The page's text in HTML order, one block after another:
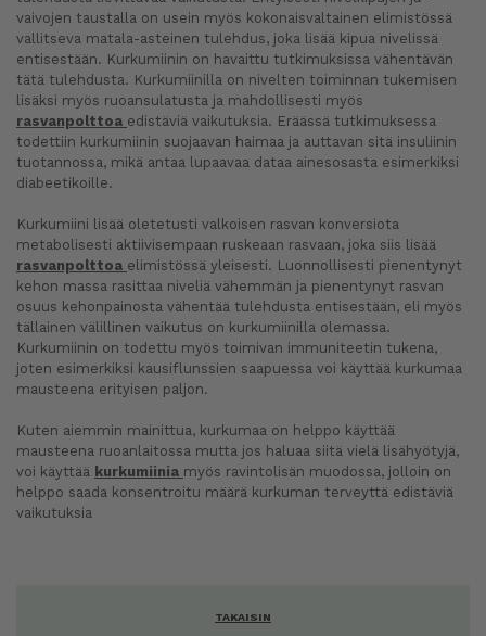
vaivojen taustalla on usein myös kokonaisvaltainen elimistössä
vallitseva matala-asteinen tulehdus, joka lisää kipua nivelissä
entisestään. Kurkumiinin on havaittu tutkimuksissa vähentävän
tätä tulehdusta. Kurkumiinilla on nivelten toiminnan tukemisen
lisäksi myös ruoansulatusta ja mahdollisesti myös
rasvanpolttoa edistäviä vaikutuksia. Eräässä tutkimuksessa
todettiin kurkumiinin suojaavan haimaa ja auttavan sitä insuliinin
tuotannossa, mikä antaa lupaavaa dataa ainesosasta esimerkiksi
diabeetikoille.
Kurkumiini lisää oletetusti valkoisen rasvan konversiota
metabolisesti aktiivisempaan ruskeaan rasvaan, joka siis lisää
rasvanpolttoa elimistössä yleisesti. Luonnollisesti pienentynyt
kehon massa rasittaa niveliä vähemmän ja pienentynyt rasvan
osuus kehonpainosta vähentää tulehdusta entisestään, eli myös
tällainen välillinen vaikutus on kurkumiinilla olemassa.
Kurkumiinin on todettu myös toimivan immuniteetin tukena,
joten esimerkiksi kausiflunssien saapuessa voi käyttää kurkumaa
mausteena erityisen paljon.
Kuten aiemmin mainittua, kurkumaa on helppo käyttää
mausteena ruoanlaitossa mutta jos haluaa siitä vielä lisähyötyjä,
voi käyttää kurkumiinia myös ravintolisän muodossa, jolloin on
helppo saada konsentroitu määrä kurkuman terveyttä edistäviä
vaikutuksia
TAKAISIN